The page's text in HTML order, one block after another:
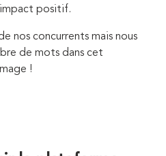
positif.
nos concurrents mais nous
de mots dans cet
!